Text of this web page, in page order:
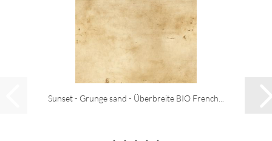
Sunset - Grunge sand - Überbreite BIO French...